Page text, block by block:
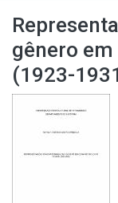
gênero
(1923-